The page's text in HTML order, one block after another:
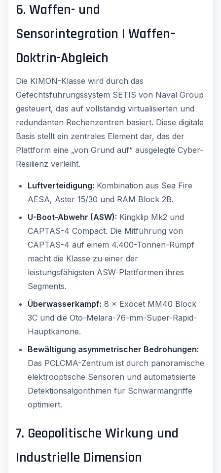
6. Waffen- und
Sensorintegration | Waffen–
Doktrin-Abgleich
Die KIMON-Klasse wird durch das
Gefechtsführungssystem SETIS von Naval Group
gesteuert, das auf vollständig virtualisierten und
redundanten Rechenzentren basiert. Diese digitale
Basis stellt ein zentrales Element dar, das der
Plattform eine „von Grund auf“ ausgelegte Cyber-
Resilienz verleiht.
Luftverteidigung: Kombination aus Sea Fire
AESA, Aster 15/30 und RAM Block 2B.
U-Boot-Abwehr (ASW): Kingklip Mk2 und
CAPTAS-4 Compact. Die Mitführung von
CAPTAS-4 auf einem 4.400-Tonnen-Rumpf
macht die Klasse zu einer der
leistungsfähigsten ASW-Plattformen ihres
Segments.
Überwasserkampf: 8 × Exocet MM40 Block
3C und die Oto-Melara-76-mm-Super-Rapid-
Hauptkanone.
Bewältigung asymmetrischer Bedrohungen:
Das PCLCMA-Zentrum ist durch panoramische
elektrooptische Sensoren und automatisierte
Detektionsalgorithmen für Schwarmangriffe
optimiert.
7. Geopolitische Wirkung und
Industrielle Dimension